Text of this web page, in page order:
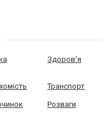
Здоров'я
Транспорт
Розваги